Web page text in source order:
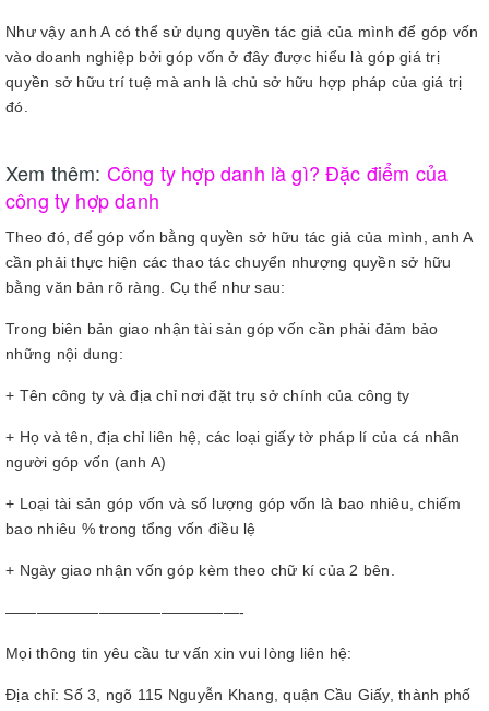
Như vậy anh A có thể sử dụng quyền tác giả của mình để góp vốn
vào doanh nghiệp bởi góp vốn ở đây được hiểu là góp giá trị
quyền sở hữu trí tuệ mà anh là chủ sở hữu hợp pháp của giá trị
đó.
Xem thêm: Công ty hợp danh là gì? Đặc điểm của
công ty hợp danh
Theo đó, để góp vốn bằng quyền sở hữu tác giả của mình, anh A
cần phải thực hiện các thao tác chuyển nhượng quyền sở hữu
bằng văn bản rõ ràng. Cụ thể như sau:
Trong biên bản giao nhận tài sản góp vốn cần phải đảm bảo
những nội dung:
+ Tên công ty và địa chỉ nơi đặt trụ sở chính của công ty
+ Họ và tên, địa chỉ liên hệ, các loại giấy tờ pháp lí của cá nhân
người góp vốn (anh A)
+ Loại tài sản góp vốn và số lượng góp vốn là bao nhiêu, chiếm
bao nhiêu % trong tổng vốn điều lệ
+ Ngày giao nhận vốn góp kèm theo chữ kí của 2 bên.
———————————————-
Mọi thông tin yêu cầu tư vấn xin vui lòng liên hệ:
Địa chỉ: Số 3, ngõ 115 Nguyễn Khang, quận Cầu Giấy, thành phố